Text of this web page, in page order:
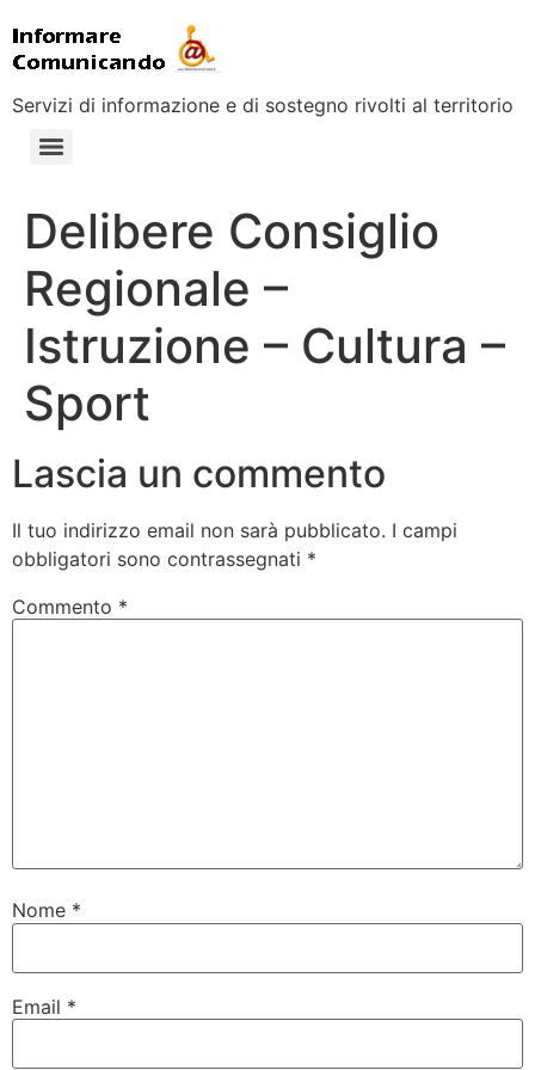
Servizi di informazione e di sostegno rivolti al territorio
Delibere Consiglio
Regionale –
Istruzione – Cultura –
Sport
Lascia un commento
Il tuo indirizzo email non sarà pubblicato. I campi
obbligatori sono contrassegnati *
Commento *
Nome *
Email *